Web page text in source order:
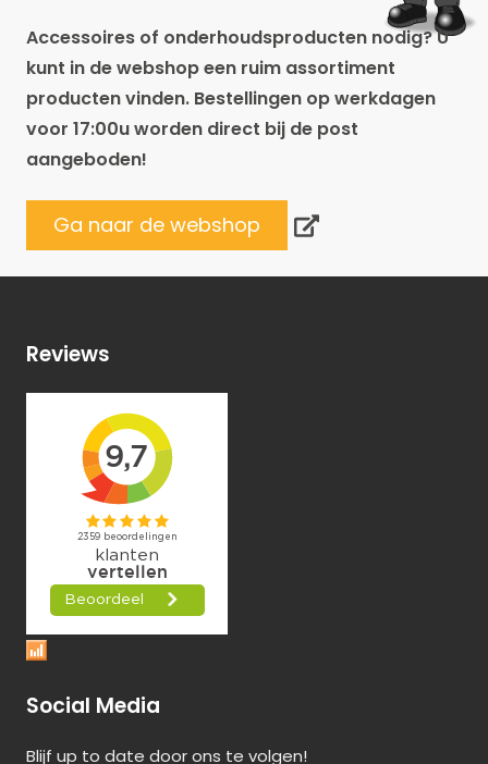
Accessoires of onderhoudsproducten nodig? U
kunt in de webshop een ruim assortiment
producten vinden. Bestellingen op werkdagen
voor 17:00u worden direct bij de post
aangeboden!
Ga naar de webshop
Reviews
Social Media
Blijf up to date door ons te volgen!